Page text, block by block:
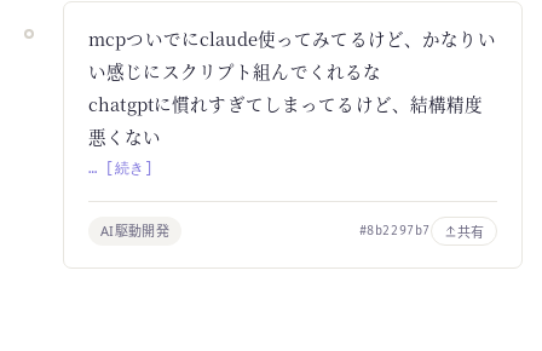
mcpついでにclaude使ってみてるけど、かなりい
い感じにスクリプト組んでくれるな
chatgptに慣れすぎてしまってるけど、結構精度
悪くない
… [続き]
AI駆動開発 #8b2297b7 共有